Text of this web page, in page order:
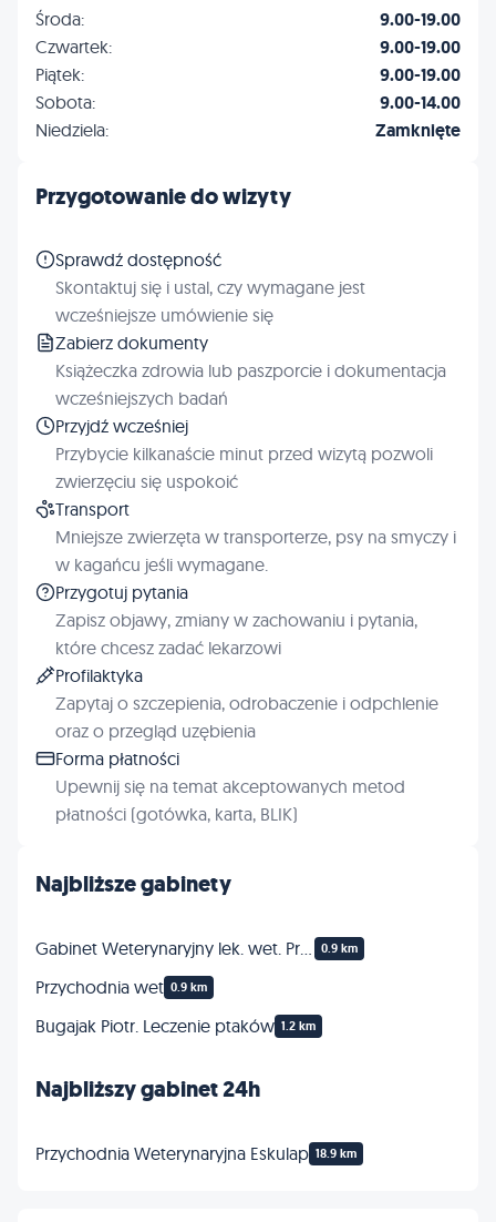
Najbliższe gabinety
0.9 km
Przychodnia wet 0.9 km
Bugajak Piotr. Leczenie ptaków 1.2 km
Najbliższy gabinet 24h
Przychodnia Weterynaryjna Eskulap 18.9 km
Środa: 9.00-19.00
Czwartek: 9.00-19.00
Piątek: 9.00-19.00
Sobota: 9.00-14.00
Niedziela: Zamknięte
Przygotowanie do wizyty
Sprawdź dostępność
Skontaktuj się i ustal, czy wymagane jest
wcześniejsze umówienie się
Zabierz dokumenty
Książeczka zdrowia lub paszporcie i dokumentacja
wcześniejszych badań
Przyjdź wcześniej
Przybycie kilkanaście minut przed wizytą pozwoli
zwierzęciu się uspokoić
Transport
Mniejsze zwierzęta w transporterze, psy na smyczy i
w kagańcu jeśli wymagane.
Przygotuj pytania
Zapisz objawy, zmiany w zachowaniu i pytania,
które chcesz zadać lekarzowi
Profilaktyka
Zapytaj o szczepienia, odrobaczenie i odpchlenie
oraz o przegląd uzębienia
Forma płatności
Upewnij się na temat akceptowanych metod
płatności (gotówka, karta, BLIK)